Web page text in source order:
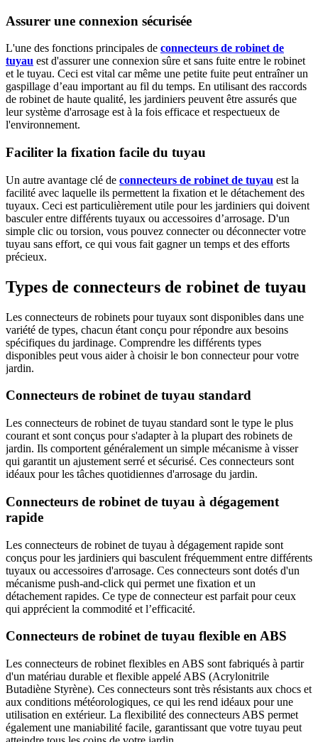
Assurer une connexion sécurisée
L'une des fonctions principales de connecteurs de robinet de
tuyau est d'assurer une connexion sûre et sans fuite entre le robinet
et le tuyau. Ceci est vital car même une petite fuite peut entraîner un
gaspillage d’eau important au fil du temps. En utilisant des raccords
de robinet de haute qualité, les jardiniers peuvent être assurés que
leur système d'arrosage est à la fois efficace et respectueux de
l'environnement.
Faciliter la fixation facile du tuyau
Un autre avantage clé de connecteurs de robinet de tuyau est la
facilité avec laquelle ils permettent la fixation et le détachement des
tuyaux. Ceci est particulièrement utile pour les jardiniers qui doivent
basculer entre différents tuyaux ou accessoires d’arrosage. D'un
simple clic ou torsion, vous pouvez connecter ou déconnecter votre
tuyau sans effort, ce qui vous fait gagner un temps et des efforts
précieux.
Types de connecteurs de robinet de tuyau
Les connecteurs de robinets pour tuyaux sont disponibles dans une
variété de types, chacun étant conçu pour répondre aux besoins
spécifiques du jardinage. Comprendre les différents types
disponibles peut vous aider à choisir le bon connecteur pour votre
jardin.
Connecteurs de robinet de tuyau standard
Les connecteurs de robinet de tuyau standard sont le type le plus
courant et sont conçus pour s'adapter à la plupart des robinets de
jardin. Ils comportent généralement un simple mécanisme à visser
qui garantit un ajustement serré et sécurisé. Ces connecteurs sont
idéaux pour les tâches quotidiennes d'arrosage du jardin.
Connecteurs de robinet de tuyau à dégagement
rapide
Les connecteurs de robinet de tuyau à dégagement rapide sont
conçus pour les jardiniers qui basculent fréquemment entre différents
tuyaux ou accessoires d'arrosage. Ces connecteurs sont dotés d'un
mécanisme push-and-click qui permet une fixation et un
détachement rapides. Ce type de connecteur est parfait pour ceux
qui apprécient la commodité et l’efficacité.
Connecteurs de robinet de tuyau flexible en ABS
Les connecteurs de robinet flexibles en ABS sont fabriqués à partir
d'un matériau durable et flexible appelé ABS (Acrylonitrile
Butadiène Styrène). Ces connecteurs sont très résistants aux chocs et
aux conditions météorologiques, ce qui les rend idéaux pour une
utilisation en extérieur. La flexibilité des connecteurs ABS permet
également une maniabilité facile, garantissant que votre tuyau peut